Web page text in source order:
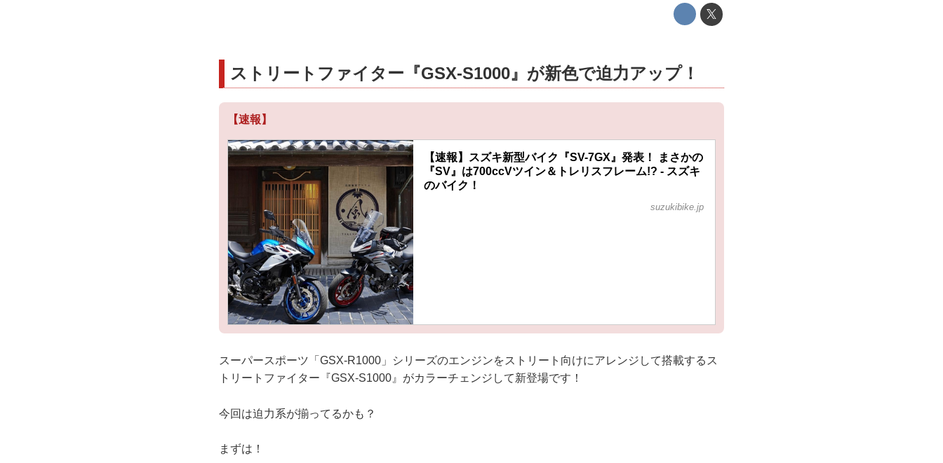
ストリートファイター『GSX-S1000』が新色で迫力アップ！
【速報】
【速報】スズキ新型バイク『SV-7GX』発表！ まさかの
『SV』は700ccVツイン＆トレリスフレーム!? - スズキ
のバイク！
suzukibike.jp
スーパースポーツ「GSX-R1000」シリーズのエンジンをストリート向けにアレンジして搭載するス
トリートファイター『GSX-S1000』がカラーチェンジして新登場です！
今回は迫力系が揃ってるかも？
まずは！